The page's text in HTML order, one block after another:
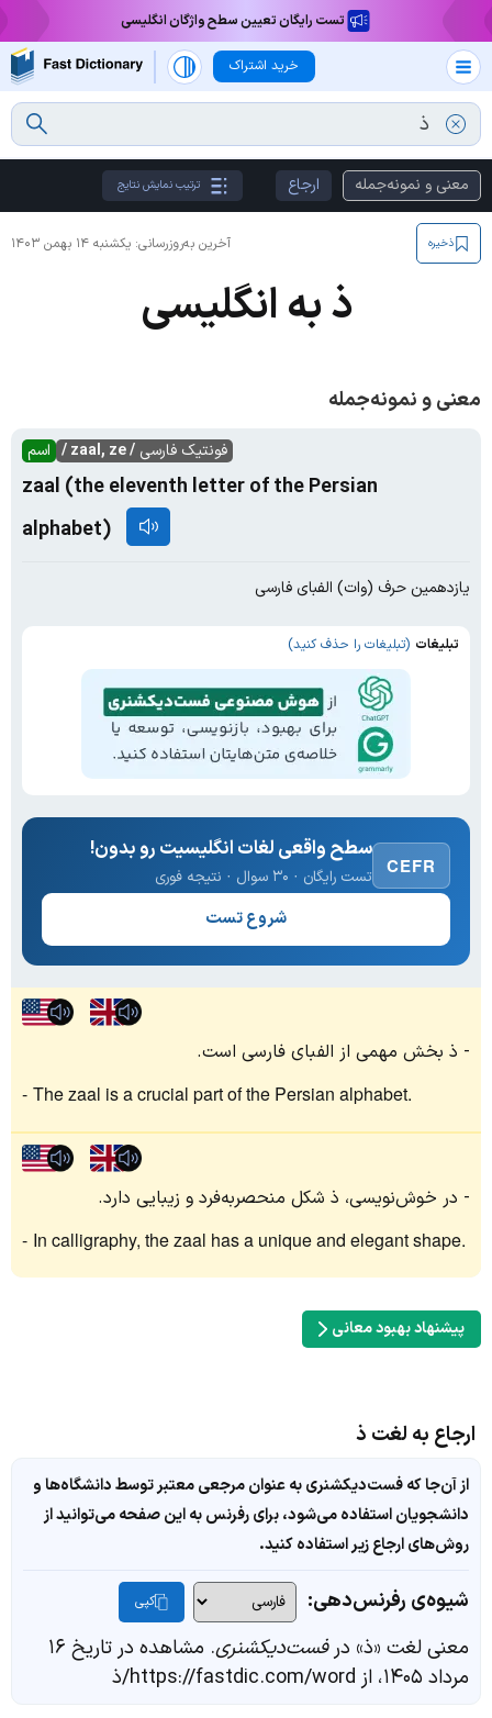
تست رایگان تعیین سطح واژگان انگلیسی
خرید اشتراک
معنی و نمونه‌جمله ارجاع ترتیب نمایش نتایج
آخرین به‌روزرسانی: یکشنبه ۱۴ بهمن ۱۴۰۳ ذخیره
ذ به انگلیسی
معنی و نمونه‌جمله
اسم فونتیک فارسی / zaal, ze /
zaal (the eleventh letter of the Persian
alphabet)
یازدهمین حرف (وات) الفبای فارسی
تبلیغات (تبلیغات را حذف کنید)
CEFR
سطح واقعی لغات انگلیسیت رو بدون!
تست رایگان · ۳۰ سوال · نتیجه فوری
شروع تست
ذ بخش مهمی از الفبای فارسی است.
The zaal is a crucial part of the Persian alphabet.
در خوش‌نویسی، ذ شکل منحصربه‌فرد و زیبایی دارد.
In calligraphy, the zaal has a unique and elegant shape.
پیشنهاد بهبود معانی
ارجاع به لغت ذ
از آن‌جا که فست‌دیکشنری به عنوان مرجعی معتبر توسط دانشگاه‌ها و
دانشجویان استفاده می‌شود، برای رفرنس به این صفحه می‌توانید از
روش‌های ارجاع زیر استفاده کنید.
شیوه‌ی رفرنس‌دهی: کپی
معنی لغت «ذ» درفست‌دیکشنری
. مشاهده در تاریخ ۱۶
مرداد ۱۴۰۵، از https://fastdic.com/word/ذ